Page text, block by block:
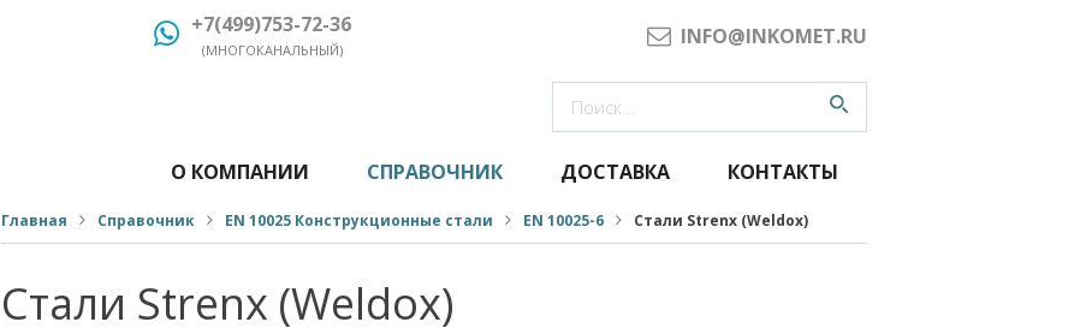
+7(499)753-72-36
(МНОГОКАНАЛЬНЫЙ)
INFO@INKOMET.RU
О КОМПАНИИ СПРАВОЧНИК ДОСТАВКА КОНТАКТЫ
Главная Справочник EN 10025 Конструкционные стали EN 10025-6 Стали Strenx (Weldox)
Стали Strenx (Weldox)